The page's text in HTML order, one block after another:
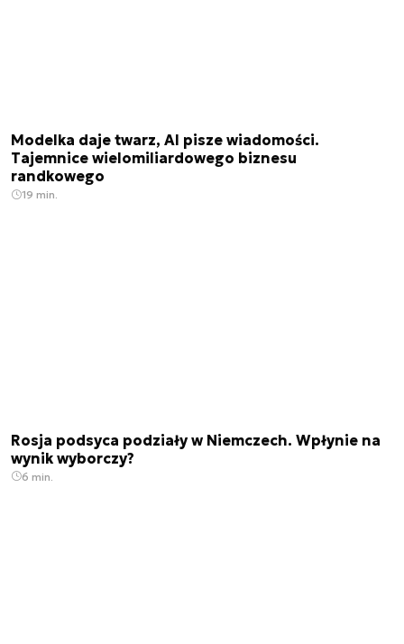
Modelka daje twarz, AI pisze wiadomości.
Tajemnice wielomiliardowego biznesu
randkowego
19 min.
Rosja podsyca podziały w Niemczech. Wpłynie na
wynik wyborczy?
6 min.